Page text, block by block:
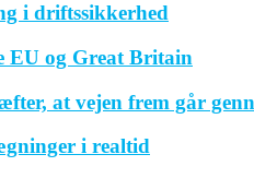
i driftssikkerhed
EU og Great Britain
at vejen frem går
i realtid